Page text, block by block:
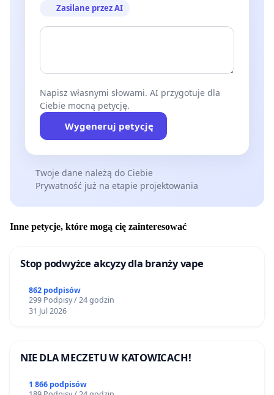
Zasilane przez AI
Napisz własnymi słowami. AI przygotuje dla
Ciebie mocną petycję.
Wygeneruj petycję
Twoje dane należą do Ciebie
Prywatność już na etapie projektowania
Inne petycje, które mogą cię zainteresować
Stop podwyżce akcyzy dla branży vape
862 podpisów
299 Podpisy / 24 godzin
31 Jul 2026
NIE DLA MECZETU W KATOWICACH!
1 866 podpisów